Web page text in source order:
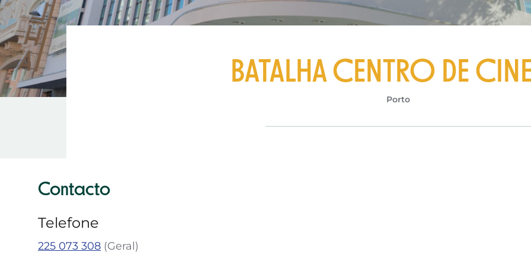
BATALHA CENTRO DE
Porto
Contacto
Telefone
225 073 308 Geral